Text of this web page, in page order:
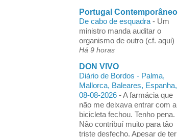
Portugal Contemporâneo
De cabo de esquadra - Um
ministro manda auditar o
organismo de outro (cf. aqui)
Há 9 horas
DON VIVO
Diário de Bordos - Palma,
Mallorca, Baleares, Espanha,
08-08-2026 -A farmácia que
não me deixava entrar com a
bicicleta fechou. Tenho pena.
Não contribuí muito para tâo
triste desfecho. Apesar de ter